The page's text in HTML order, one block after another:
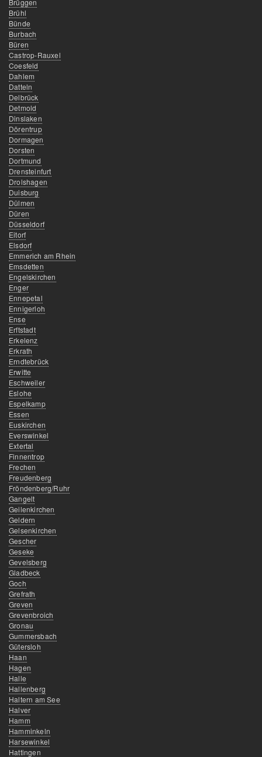
Brühl
Bünde
Burbach
Büren
Castrop-Rauxel
Coesfeld
Dahlem
Datteln
Delbrück
Detmold
Dinslaken
Dörentrup
Dormagen
Dorsten
Dortmund
Drensteinfurt
Drolshagen
Duisburg
Dülmen
Düren
Düsseldorf
Eitorf
Elsdorf
Emmerich am Rhein
Emsdetten
Engelskirchen
Enger
Ennepetal
Ennigerloh
Ense
Erftstadt
Erkelenz
Erkrath
Erndtebrück
Erwitte
Eschweiler
Eslohe
Espelkamp
Essen
Euskirchen
Everswinkel
Extertal
Finnentrop
Frechen
Freudenberg
Fröndenberg/Ruhr
Gangelt
Geilenkirchen
Geldern
Gelsenkirchen
Gescher
Geseke
Gevelsberg
Gladbeck
Goch
Grefrath
Greven
Grevenbroich
Gronau
Gummersbach
Gütersloh
Haan
Hagen
Halle
Hallenberg
Haltern am See
Halver
Hamm
Hamminkeln
Harsewinkel
Hattingen